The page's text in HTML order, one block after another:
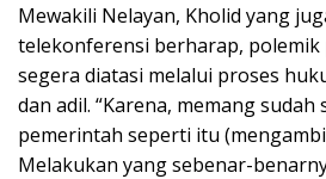
Mewakili Nelayan, Kholid yang
telekonferensi berharap, polemik
segera diatasi melalui proses
dan adil. “Karena, memang
pemerintah seperti itu
Melakukan yang sebenar-